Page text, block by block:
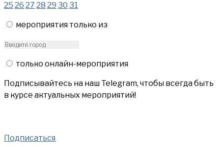
25 26 27 28 29 30 31
мероприятия только из
только онлайн-мероприятия
Подписывайтесь на наш Telegram, чтобы всегда быть
в курсе актуальных мероприятий!
Подписаться